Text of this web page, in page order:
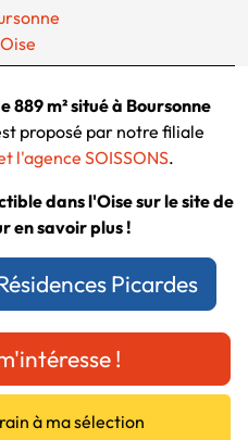
Oise
m² situé à Boursonne
proposé par notre filiale
l'agence SOISSONS.
dans l'Oise sur le site de
en savoir plus !
Picardes
!
à ma sélection